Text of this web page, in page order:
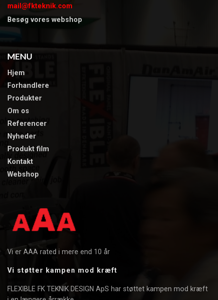
mail@fkteknik.com
Besøg vores webshop
MENU
Hjem
Forhandlere
Produkter
Om os
​Referencer
​Nyheder
Produkt film​
Kontakt
Webshop
Vi er AAA rated i mere end 10 år
Vi støtter kampen mod kræft
FLEXIBLE FK TEKNIK DESIGN ApS har støttet kampen mod kræft